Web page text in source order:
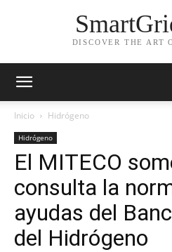
DISCOVER THE ART
Inicio Hidrógeno
Hidrógeno
El MITECO
consulta la
ayudas del
del Hidrógeno